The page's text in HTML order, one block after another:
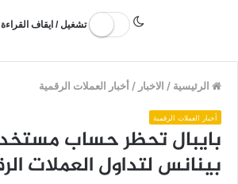
تشغيل / ايقاف القراءة
الرئيسية / الاخبار /أخبار العملات الرقمية
أخبار العملات الرقمية
بايبال تحظر حساب
بينانس لتداول العملات